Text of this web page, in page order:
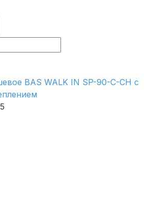
BAS WALK IN SP-90-C-CH c